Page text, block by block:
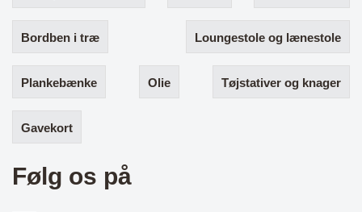
Bordben i træ Loungestole og lænestole
Plankebænke Olie Tøjstativer og knager
Gavekort
Følg os på